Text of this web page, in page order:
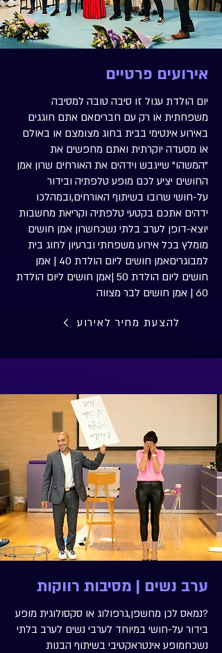
אירועים פרטיים
יום הולדת עגול זו סיבה טובה למסיבה
משפחתית או רק עם חבריםאם אתם חוגגים
באירוע אינטימי בבית בחוג מצומצם או באולם
או מסעדה יוקרתית ואתם מחפשים את
"המשהו" שייגבש וידהים את האורחים שרון אמן
החושים יציע לכם מופע טלפתיה ובידור
על-חושי שרובו בשיתוף האורחים,ובמהלכו
ידהים אתכם בקטעי טלפתיה וקריאת מחשבות
יוצא-דופן לערב בלתי נשכחשרון אמן חושים
מומלץ בכל אירוע משפחתי וברעיון לחוג בית
למבוגריםאמן חושים ליום הולדת 40 | אמן
חושים ליום הולדת 50 |אמן חושים ליום הולדת
60 | אמן חושים לבר מצווה
להצעת מחיר לאירוע
ערב נשים | מסיבות רווקות
?נמאס לכן מחשפן,גרפולוג או סקסולוגית מופע
בידור על-חושי במיוחד לערבי נשים לערב בלתי
נשכחמופע אינטראקטיבי בשיתוף הבנות